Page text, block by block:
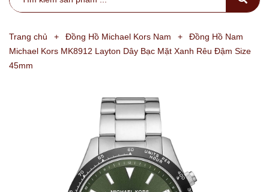
Trang chủ + Đồng Hồ Michael Kors Nam +
Đồng Hồ Nam
Michael Kors MK8912 Layton Dây Bạc Mặt Xanh Rêu Đậm Size
45mm